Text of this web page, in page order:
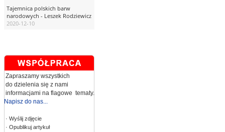
Tajemnica polskich barw
narodowych - Leszek Rodziewicz
2020-12-10
Zapraszamy wszystkich
do dzielenia się z nami
informacjami na flagowe tematy.
Napisz do nas...
· Wyślij zdjęcie
· Opublikuj artykuł